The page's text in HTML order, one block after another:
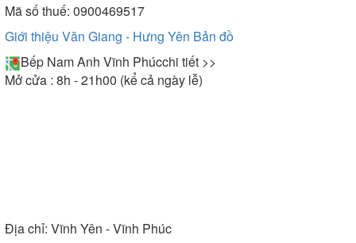
Mã số thuế: 0900469517
Giới thiệu Văn Giang - Hưng Yên Bản đồ
Bếp Nam Anh Vĩnh Phúcchi tiết >>
Mở cửa : 8h - 21h00 (kể cả ngày lễ)
Địa chỉ: Vĩnh Yên - Vĩnh Phúc